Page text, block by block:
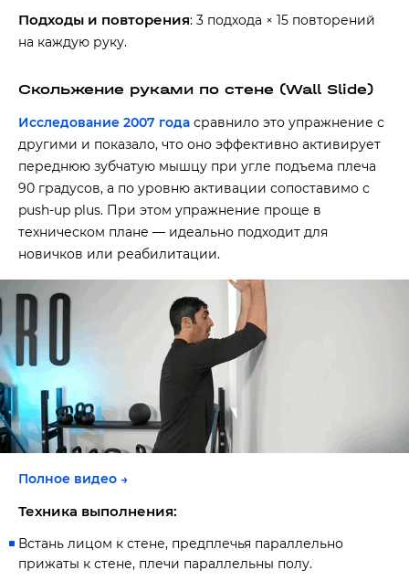
Подходы и повторения: 3 подхода × 15 повторений
на каждую руку.
Скольжение руками по стене (Wall Slide)
Исследование 2007 года сравнило это упражнение с
другими и показало, что оно эффективно активирует
переднюю зубчатую мышцу при угле подъема плеча
90 градусов, а по уровню активации сопоставимо с
push-up plus. При этом упражнение проще в
техническом плане — идеально подходит для
новичков или реабилитации.
Полное видео →
Техника выполнения:
Встань лицом к стене, предплечья параллельно
прижаты к стене, плечи параллельны полу.